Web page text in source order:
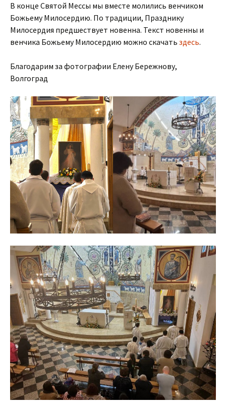
В конце Святой Мессы мы вместе молились венчиком
Божьему Милосердию. По традиции, Празднику
Милосердия предшествует новенна. Текст новенны и
венчика Божьему Милосердию можно скачать здесь.
Благодарим за фотографии Елену Бережнову,
Волгоград